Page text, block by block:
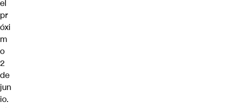
el
pr
óxi
m
o
2
de
jun
io.